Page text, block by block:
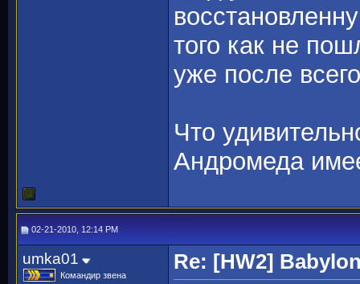
того как не
уже после
Что
Андромеда
02-21-2010, 12:14 PM
umka01
Командир звена
Re: [HW2]